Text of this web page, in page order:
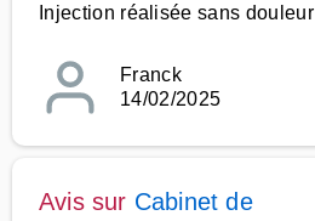
Injection réalisée sans douleur
Franck
14/02/2025
Avis sur Cabinet de